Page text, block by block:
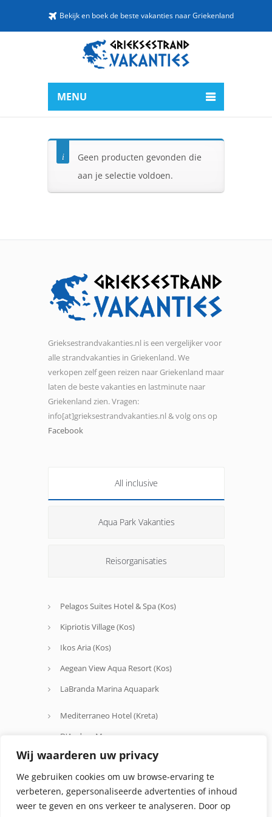
Wij waarderen uw privacy
We gebruiken cookies om uw browse-ervaring te
verbeteren, gepersonaliseerde advertenties of inhoud
weer te geven en ons verkeer te analyseren. Door op
Bekijk en boek de beste vakanties naar Griekenland
MENU
Geen producten gevonden die
aan je selectie voldoen.
Grieksestrandvakanties.nl is een vergelijker voor
alle strandvakanties in Griekenland. We
verkopen zelf geen reizen naar Griekenland maar
laten de beste vakanties en lastminute naar
Griekenland zien. Vragen:
info[at]grieksestrandvakanties.nl & volg ons op
Facebook
All inclusive
Aqua Park Vakanties
Reisorganisaties
Pelagos Suites Hotel & Spa (Kos)
Kipriotis Village (Kos)
Ikos Aria (Kos)
Aegean View Aqua Resort (Kos)
LaBranda Marina Aquapark
Mediterraneo Hotel (Kreta)
D'Andrea Mare
Avra Beach
Oceanis Hotel